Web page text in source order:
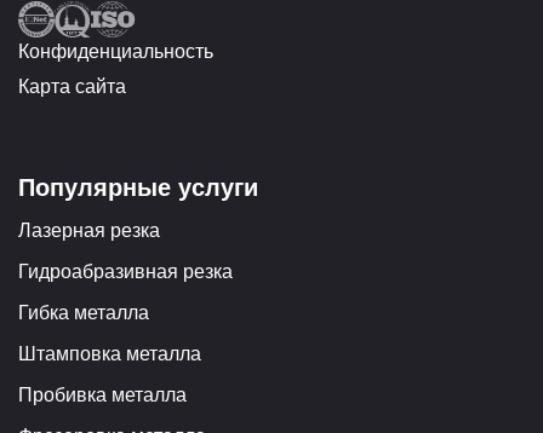
Конфиденциальность
Карта сайта
Популярные услуги
Лазерная резка
Гидроабразивная резка
Гибка металла
Штамповка металла
Пробивка металла